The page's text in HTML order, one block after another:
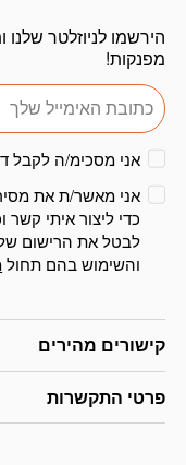
קישורים מהירים
פרטי התקשרות
הירשמו לניוזלטר
מפנקות!
אני מסכימ/ה לקבל
אני מאשר/ת את
כדי ליצור איתי
לבטל את הרישום
והשימוש בהם תחול